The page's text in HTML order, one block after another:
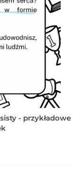
- przykładowe